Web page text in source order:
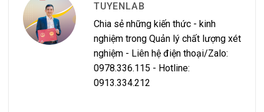
TUYENLAB
Chia sẻ những kiến thức - kinh
nghiệm trong Quản lý chất lượng xét
nghiệm - Liên hệ điện thoại/Zalo:
0978.336.115 - Hotline:
0913.334.212